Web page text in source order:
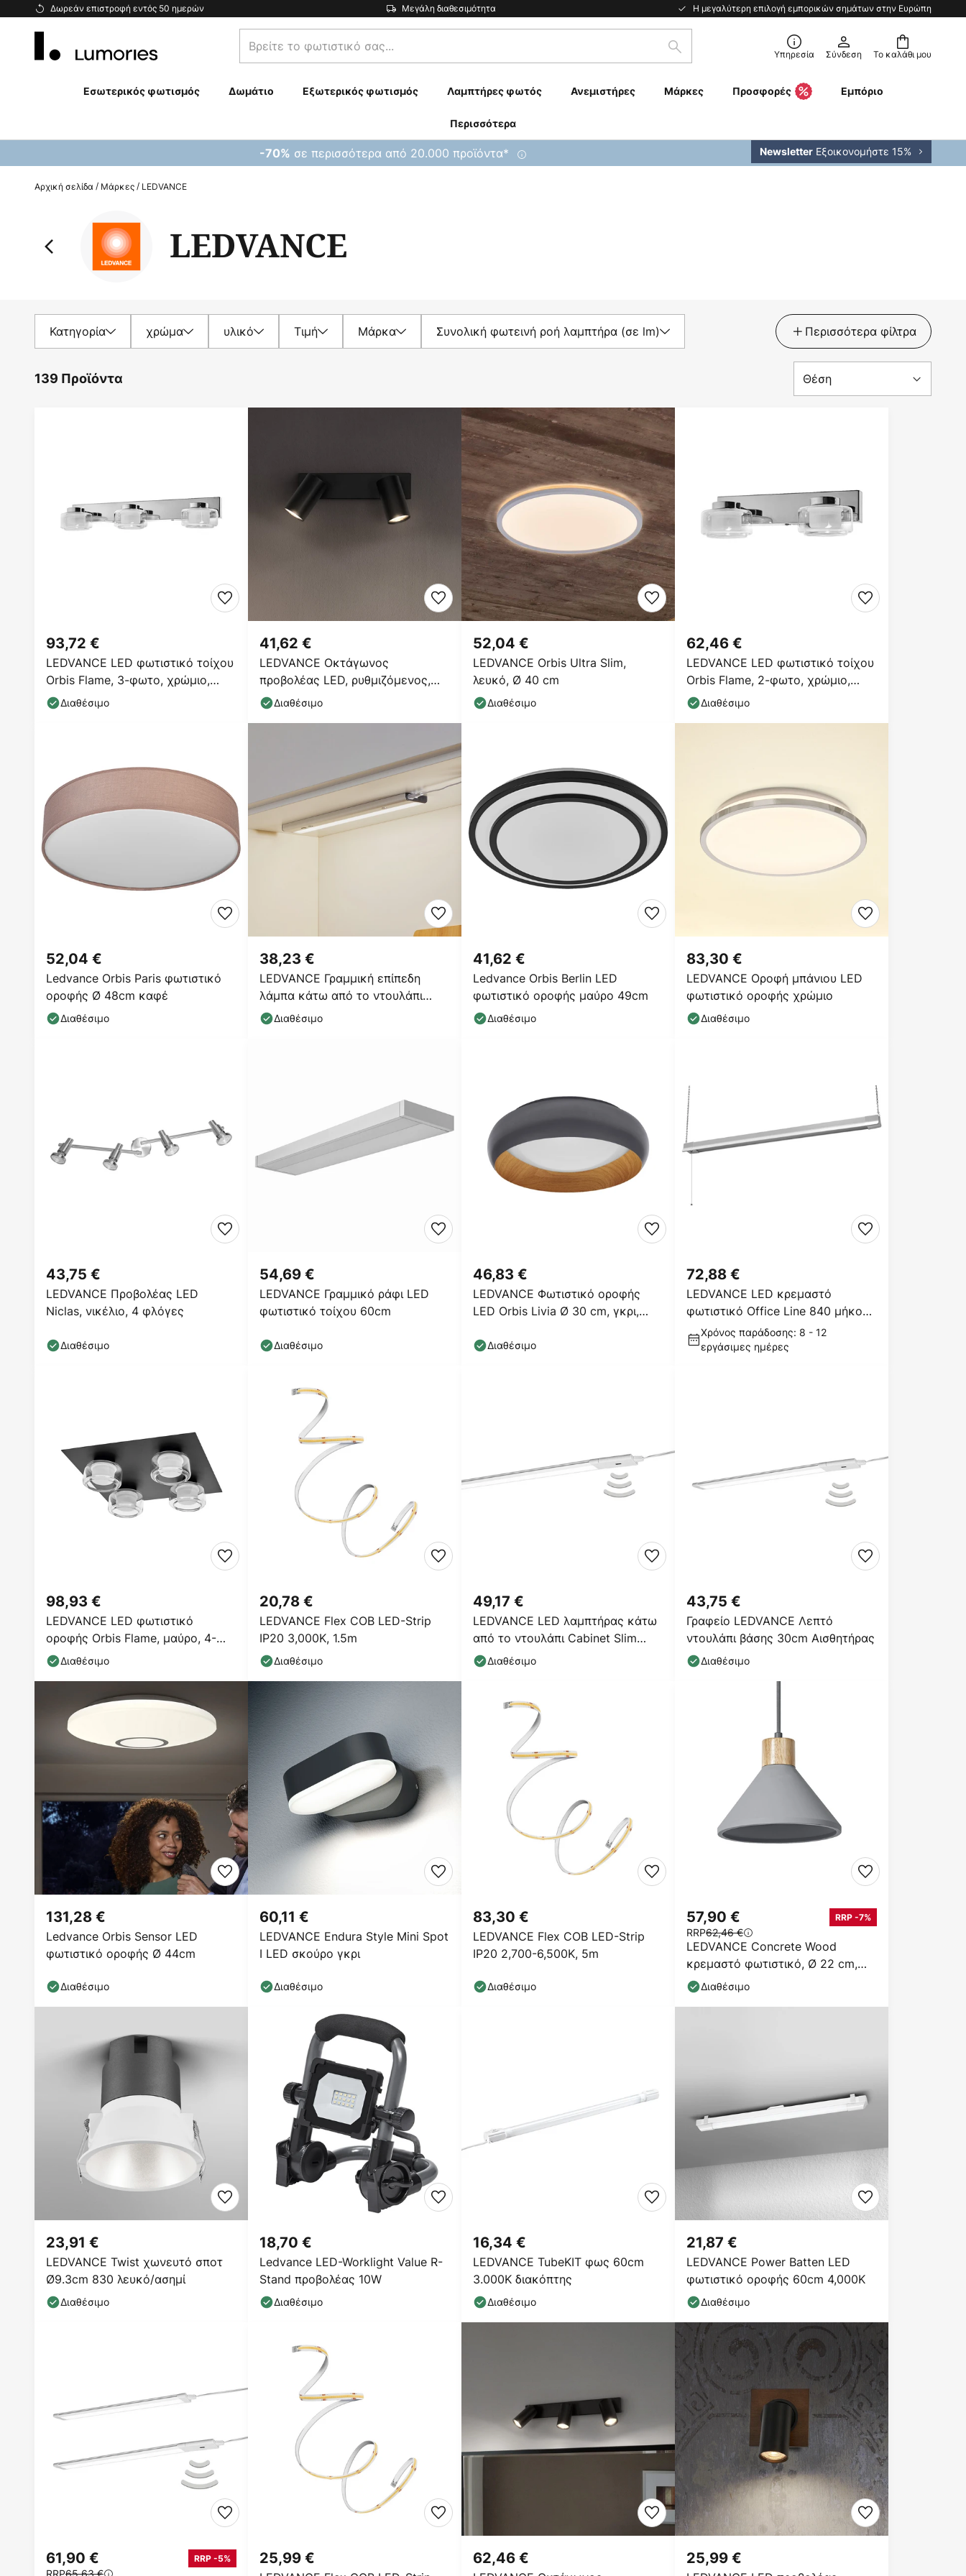
Δωρεάν επιστροφή εντός 50 ημερών Μεγάλη διαθεσιμότητα Η μεγαλύτερη επιλογή εμπορικών σημάτων στην Ευρώπη
Μετάβαση
Το καλάθι μου
Βρείτε
το
σας...
Αναζήτηση Υπηρεσία Σύνδεση
Εσωτερικός φωτισμός Δωμάτιο Εξωτερικός φωτισμός Λαμπτήρες φωτός Ανεμιστήρες Μάρκες Προσφορές Εμπόριο
Περισσότερα
-70% σε περισσότερα από 20.000 προϊόντα* Newsletter Εξοικονομήστε 15%
Αρχική σελίδα Μάρκες LEDVANCE
LEDVANCE
Κατηγορία χρώμα υλικό Τιμή Μάρκα Συνολική φωτεινή ροή λαμπτήρα (σε lm) Περισσότερα φίλτρα
139 Προϊόντα
LEDVANCE LED φωτιστικό τοίχου
Orbis Flame, 3-φωτο, χρώμιο,
IP44
93,72 €
Διαθέσιμο
LEDVANCE Οκτάγωνος
προβολέας LED, ρυθμιζόμενος,
δύο λαμπτήρων, μαύρος
41,62 €
Διαθέσιμο
LEDVANCE Orbis Ultra Slim,
λευκό, Ø 40 cm
52,04 €
Διαθέσιμο
LEDVANCE LED φωτιστικό τοίχου
Orbis Flame, 2-φωτο, χρώμιο,
IP44
62,46 €
Διαθέσιμο
Ledvance Orbis Paris φωτιστικό
οροφής Ø 48cm καφέ
52,04 €
Διαθέσιμο
LEDVANCE Γραμμική επίπεδη
λάμπα κάτω από το ντουλάπι
3,000K Αισθητήρας
38,23 €
Διαθέσιμο
Ledvance Orbis Berlin LED
φωτιστικό οροφής μαύρο 49cm
41,62 €
Διαθέσιμο
LEDVANCE Οροφή μπάνιου LED
φωτιστικό οροφής χρώμιο
83,30 €
Διαθέσιμο
LEDVANCE Προβολέας LED
Niclas, νικέλιο, 4 φλόγες
43,75 €
Διαθέσιμο
LEDVANCE Γραμμικό ράφι LED
φωτιστικό τοίχου 60cm
54,69 €
Διαθέσιμο
LEDVANCE Φωτιστικό οροφής
LED Orbis Livia Ø 30 cm, γκρι,
46,83 €
Διαθέσιμο
LEDVANCE LED κρεμαστό
φωτιστικό Office Line 840 μήκος
112 cm, λευκό
72,88 €
Χρόνος παράδοσης: 8 - 12
εργάσιμες ημέρες
LEDVANCE LED φωτιστικό
οροφής Orbis Flame, μαύρο, 4-
φωτο, IP44
98,93 €
Διαθέσιμο
LEDVANCE Flex COB LED-Strip
IP20 3,000K, 1.5m
20,78 €
Διαθέσιμο
LEDVANCE LED λαμπτήρας κάτω
από το ντουλάπι Cabinet Slim
50cm
49,17 €
Διαθέσιμο
Γραφείο LEDVANCE Λεπτό
ντουλάπι βάσης 30cm Αισθητήρας
43,75 €
Διαθέσιμο
Ledvance Orbis Sensor LED
φωτιστικό οροφής Ø 44cm
131,28 €
Διαθέσιμο
LEDVANCE Endura Style Mini Spot
I LED σκούρο γκρι
60,11 €
Διαθέσιμο
LEDVANCE Flex COB LED-Strip
IP20 2,700-6,500K, 5m
83,30 €
Διαθέσιμο
LEDVANCE Concrete Wood
κρεμαστό φωτιστικό, Ø 22 cm,
μπετόν, γκρι
57,90 € RRP -7%
RRP62,46 €
Διαθέσιμο
LEDVANCE Twist χωνευτό σποτ
Ø9.3cm 830 λευκό/ασημί
23,91 €
Διαθέσιμο
Ledvance LED-Worklight Value R-
Stand προβολέας 10W
18,70 €
Διαθέσιμο
LEDVANCE TubeKIT φως 60cm
3.000K διακόπτης
16,34 €
Διαθέσιμο
LEDVANCE Power Batten LED
φωτιστικό οροφής 60cm 4,000K
21,87 €
Διαθέσιμο
61,90 € RRP -5% 25,99 € 62,46 € 25,99 €